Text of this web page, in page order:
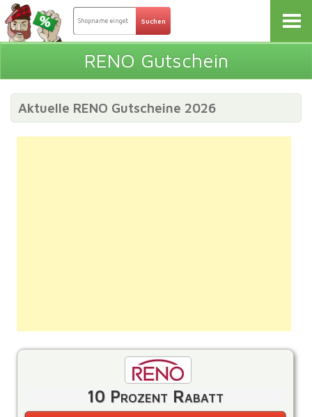
RENO Gutschein
Aktuelle RENO Gutscheine 2026
10 Prozent Rabatt